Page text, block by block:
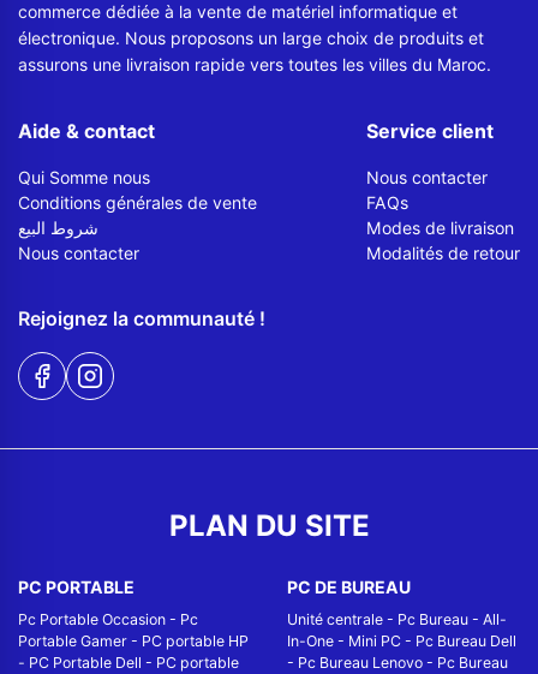
commerce dédiée à la vente de matériel informatique et
électronique. Nous proposons un large choix de produits et
assurons une livraison rapide vers toutes les villes du Maroc.
Aide & contact
Qui Somme nous
Conditions générales de vente
شروط البيع
Nous contacter
Service client
Nous contacter
FAQs
Modes de livraison
Modalités de retour
Rejoignez la communauté !
PLAN DU SITE
PC PORTABLE
Pc Portable Occasion - Pc
Portable Gamer - PC portable HP
- PC Portable Dell - PC portable
PC DE BUREAU
Unité centrale - Pc Bureau - All-
In-One - Mini PC - Pc Bureau Dell
- Pc Bureau Lenovo - Pc Bureau